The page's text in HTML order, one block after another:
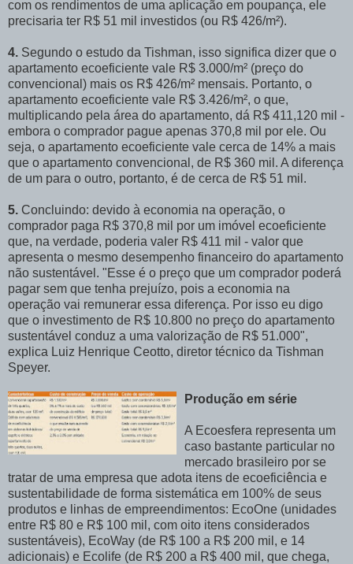
com os rendimentos de uma aplicação em poupança, ele
precisaria ter R$ 51 mil investidos (ou R$ 426/m²).
4. Segundo o estudo da Tishman, isso significa dizer que o
apartamento ecoeficiente vale R$ 3.000/m² (preço do
convencional) mais os R$ 426/m² mensais. Portanto, o
apartamento ecoeficiente vale R$ 3.426/m², o que,
multiplicando pela área do apartamento, dá R$ 411,120 mil -
embora o comprador pague apenas 370,8 mil por ele. Ou
seja, o apartamento ecoeficiente vale cerca de 14% a mais
que o apartamento convencional, de R$ 360 mil. A diferença
de um para o outro, portanto, é de cerca de R$ 51 mil.
5. Concluindo: devido à economia na operação, o
comprador paga R$ 370,8 mil por um imóvel ecoeficiente
que, na verdade, poderia valer R$ 411 mil - valor que
apresenta o mesmo desempenho financeiro do apartamento
não sustentável. "Esse é o preço que um comprador poderá
pagar sem que tenha prejuízo, pois a economia na
operação vai remunerar essa diferença. Por isso eu digo
que o investimento de R$ 10.800 no preço do apartamento
sustentável conduz a uma valorização de R$ 51.000",
explica Luiz Henrique Ceotto, diretor técnico da Tishman
Speyer.
Produção em série
A Ecoesfera representa um
caso bastante particular no
mercado brasileiro por se
tratar de uma empresa que adota itens de ecoeficiência e
sustentabilidade de forma sistemática em 100% de seus
produtos e linhas de empreendimentos: EcoOne (unidades
entre R$ 80 e R$ 100 mil, com oito itens considerados
sustentáveis), EcoWay (de R$ 100 a R$ 200 mil, e 14
adicionais) e Ecolife (de R$ 200 a R$ 400 mil, que chega,